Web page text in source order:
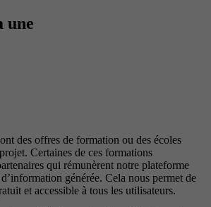
une
des offres de formation ou des écoles
Certaines de ces formations
qui rémunèrent notre plateforme
générée. Cela nous permet de
et accessible à tous les utilisateurs.